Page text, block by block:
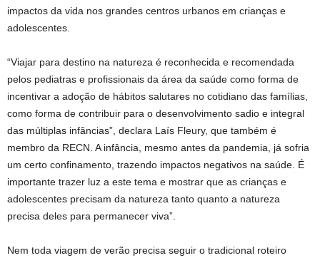
impactos da vida nos grandes centros urbanos em crianças e
adolescentes.
“Viajar para destino na natureza é reconhecida e recomendada
pelos pediatras e profissionais da área da saúde como forma de
incentivar a adoção de hábitos salutares no cotidiano das famílias,
como forma de contribuir para o desenvolvimento sadio e integral
das múltiplas infâncias”, declara Laís Fleury, que também é
membro da RECN. A infância, mesmo antes da pandemia, já sofria
um certo confinamento, trazendo impactos negativos na saúde. É
importante trazer luz a este tema e mostrar que as crianças e
adolescentes precisam da natureza tanto quanto a natureza
precisa deles para permanecer viva”.
Nem toda viagem de verão precisa seguir o tradicional roteiro